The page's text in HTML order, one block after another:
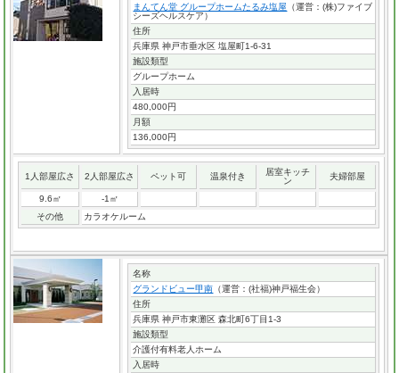
まんてん堂 グループホームたるみ塩屋
（運営：(株)ファイブ
シーズヘルスケア）
住所
兵庫県 神戸市垂水区 塩屋町1-6-31
施設類型
グループホーム
入居時
480,000円
月額
136,000円
1人部屋広さ 2人部屋広さ ペット可 温泉付き
居室キッチ
ン
夫婦部屋
9.6㎡
-1㎡
その他
カラオケルーム
名称
グランドビュー甲南 （運営：(社福)神戸福生会）
住所
兵庫県 神戸市東灘区 森北町6丁目1-3
施設類型
介護付有料老人ホーム
入居時